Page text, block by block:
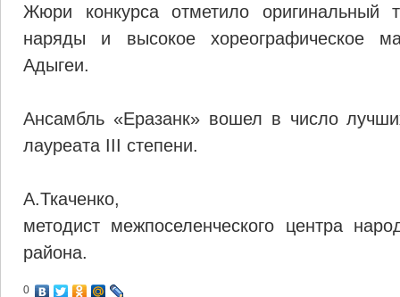
Жюри конкурса отметило оригинальный
наряды и высокое хореографическое
Адыгеи.
Ансамбль «Еразанк» вошел в число
лауреата III степени.
А.Ткаченко,
методист межпоселенческого центра
района.
0